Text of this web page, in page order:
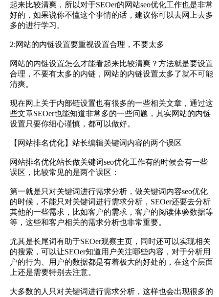
起来比较清爽，所以对于SEOer的网站seo优化工作也是非常
好的，如果说你不懂这个事情的话，建议你可以去网上去多
多的进行学习。
2:网站的内链设置要重视设置合理，不要太多
网站的内链设置怎么才能看起来比较清爽？方法就是要设置
合理，不要有太多的内链，网站的内链设置太多了就不可能
清爽。
现在网上关于内部链设置也有很多的一些相关文章，通过这
些文章SEOer也能知道非常多的一些问题，其实网站的内链
设置只要你细心谨慎，都可以做好。
【网站排名优化】站长编辑关键词内容的两个误区
网站排名优化站长做关键词seo优化工作有的时候会有一些
误区，比较常见的是两个误区：
第一就是只对关键词进行需求分析，做关键词内容seo优化
的时候，不能只对关键词进行需求分析，SEOer还要去分析
其他的一些需求，比如客户的需求，客户的阅读体验数据等
等，这些和客户相关的需求分析也非常重要。
尤其是长尾词有助于SEOer观察主页，同时还可以实现相关
的搜索，可以让SEOer知道用户关注哪些内容，对于分析用
户的行为、用户的数据都是有着极大的好处的，在这个层面
上还是需要特别去注意。
大多数的人只对关键词进行需求分析，这样也会出现很多的